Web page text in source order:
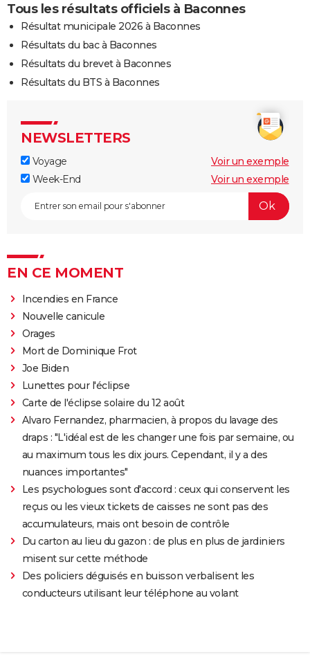
Tous les résultats officiels à Baconnes
Résultat municipale 2026 à Baconnes
Résultats du bac à Baconnes
Résultats du brevet à Baconnes
Résultats du BTS à Baconnes
NEWSLETTERS
Voyage
Voir un exemple
Week-End
Voir un exemple
EN CE MOMENT
Incendies en France
Nouvelle canicule
Orages
Mort de Dominique Frot
Joe Biden
Lunettes pour l'éclipse
Carte de l'éclipse solaire du 12 août
Alvaro Fernandez, pharmacien, à propos du lavage des
draps : "L'idéal est de les changer une fois par semaine, ou
au maximum tous les dix jours. Cependant, il y a des
nuances importantes"
Les psychologues sont d'accord : ceux qui conservent les
reçus ou les vieux tickets de caisses ne sont pas des
accumulateurs, mais ont besoin de contrôle
Du carton au lieu du gazon : de plus en plus de jardiniers
misent sur cette méthode
Des policiers déguisés en buisson verbalisent les
conducteurs utilisant leur téléphone au volant